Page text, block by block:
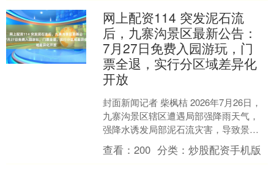
网上配资114 突发泥石流
后，九寨沟景区最新公告：
7月27日免费入园游玩，门
票全退，实行分区域差异化
开放
封面新闻记者 柴枫桔 2026年7月26日，
九寨沟景区辖区遭遇局部强降雨天气，
强降水诱发局部泥石流灾害，导致景区
部分路段通行受阻、局部区域存在地质
安全隐患。险情....
查看：200 分类：炒股配资手机版